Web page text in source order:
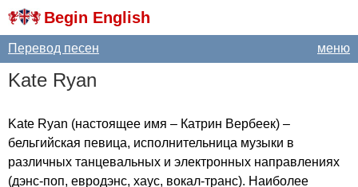
Begin English
меню
Перевод песен
Kate Ryan
Kate Ryan (настоящее имя – Катрин Вербеек) –
бельгийская певица, исполнительница музыки в
различных танцевальных и электронных направлениях
(дэнс-поп, евродэнс, хаус, вокал-транс). Наиболее